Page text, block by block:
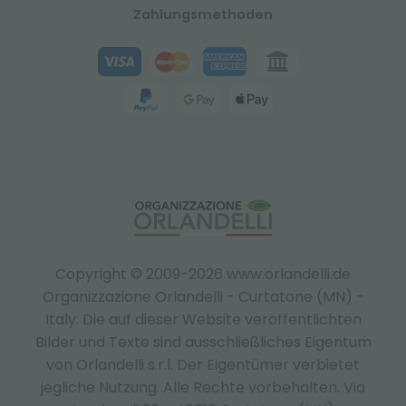
Copyright © 2009-2026 www.orlandelli.de
Organizzazione Orlandelli - Curtatone (MN) -
Italy. Die auf dieser Website veröffentlichten
Bilder und Texte sind ausschließliches Eigentum
von Orlandelli s.r.l. Der Eigentümer verbietet
jegliche Nutzung. Alle Rechte vorbehalten. Via
Zahlungsmethoden